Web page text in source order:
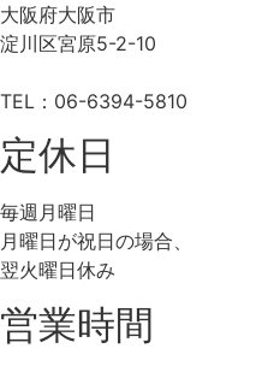
大阪府大阪市
淀川区宮原5-2-10
TEL：06-6394-5810
定休日
毎週月曜日
月曜日が祝日の場合、
翌火曜日休み
営業時間